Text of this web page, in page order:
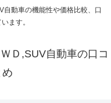
動車の機能性や価格比較、口
ます。
Ｄ,SUV自動車の口コ
め